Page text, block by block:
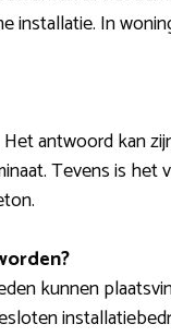
installatie. In
antwoord kan
Tevens is
kunnen